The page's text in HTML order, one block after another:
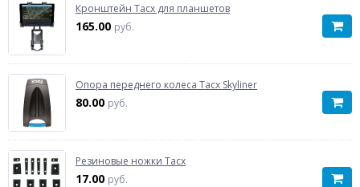
Кронштейн Tacx для планшетов
165.00 руб.
Опора переднего колеса Tacx Skyliner
80.00 руб.
Резиновые ножки Tacx
17.00 руб.